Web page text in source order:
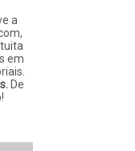
a
em
De